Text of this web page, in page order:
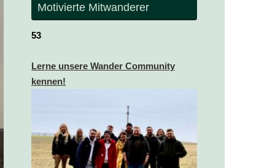
Motivierte Mitwanderer
53
Lerne unsere Wander Community
kennen!